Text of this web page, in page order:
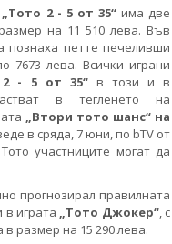
„Тото 2 - 5 от 35“има две
на 11 510 лева. Във
познаха петте печеливши
7673 лева. Всички играни
2 - 5 от 35“ в този и в
в тегленето на
„Втори тото шанс“ на
в сряда, 7 юни, по bTV от
участниците могат да
прогнозирал правилната
играта „Тото Джокер“, с
размер на 15 290 лева.